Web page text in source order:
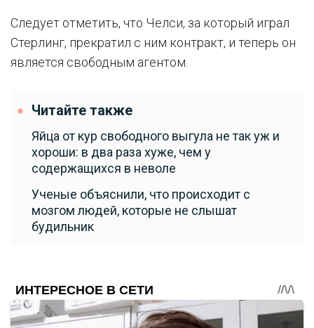
Следует отметить, что Челси, за который играл
Стерлинг, прекратил с ним контракт, и теперь он
является свободным агентом.
Читайте также
Яйца от кур свободного выгула не так уж и
хороши: в два раза хуже, чем у
содержащихся в неволе
Ученые объяснили, что происходит с
мозгом людей, которые не слышат
будильник